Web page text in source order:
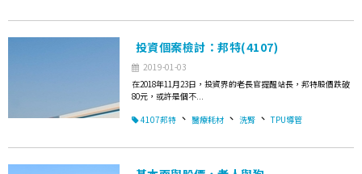
投資個案檢討：邦特(4107)
2019-01-03
在2018年11月23日，投資界的老長官提醒站長，邦特股價跌破
80元，或許是個不...
4107邦特 、 醫療耗材 、 洗腎 、 TPU導管